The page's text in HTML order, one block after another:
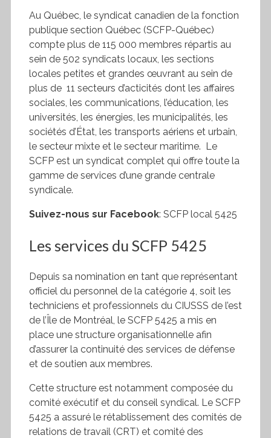
Au Québec, le syndicat canadien de la fonction
publique section Québec (SCFP-Québec)
compte plus de 115 000 membres répartis au
sein de 502 syndicats locaux, les sections
locales petites et grandes œuvrant au sein de
plus de 11 secteurs d’acticités dont les affaires
sociales, les communications, l’éducation, les
universités, les énergies, les municipalités, les
sociétés d’État, les transports aériens et urbain,
le secteur mixte et le secteur maritime. Le
SCFP est un syndicat complet qui offre toute la
gamme de services d’une grande centrale
syndicale.
Suivez-nous sur Facebook: SCFP local 5425
Les services du SCFP 5425
Depuis sa nomination en tant que représentant
officiel du personnel de la catégorie 4, soit les
techniciens et professionnels du CIUSSS de l’est
de l’Île de Montréal, le SCFP 5425 a mis en
place une structure organisationnelle afin
d’assurer la continuité des services de défense
et de soutien aux membres.
Cette structure est notamment composée du
comité exécutif et du conseil syndical. Le SCFP
5425 a assuré le rétablissement des comités de
relations de travail (CRT) et comité des